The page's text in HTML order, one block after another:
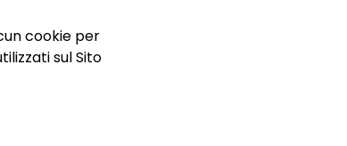
cookie per
sul Sito